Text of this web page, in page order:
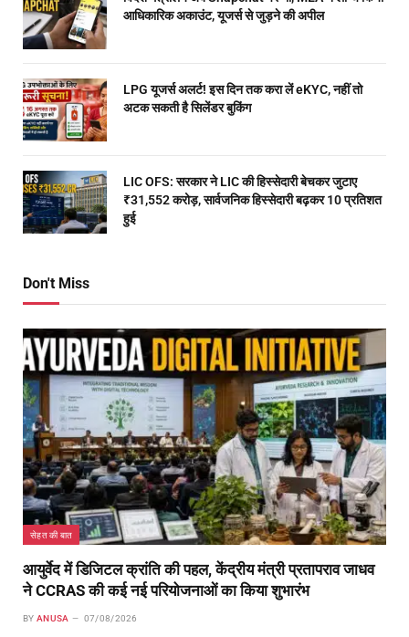
आधिकारिक अकाउंट, यूजर्स से जुड़ने की अपील
LPG यूजर्स अलर्ट! इस दिन तक करा लें eKYC, नहीं तो
अटक सकती है सिलेंडर बुकिंग
LIC OFS: सरकार ने LIC की हिस्सेदारी बेचकर जुटाए
₹31,552 करोड़, सार्वजनिक हिस्सेदारी बढ़कर 10 प्रतिशत
हुई
Don't Miss
सेहत की बात
आयुर्वेद में डिजिटल क्रांति की पहल, केंद्रीय मंत्री प्रतापराव जाधव
ने CCRAS की कई नई परियोजनाओं का किया शुभारंभ
BY ANUSA 07/08/2026